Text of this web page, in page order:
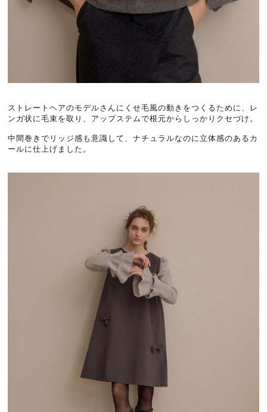
ストレートヘアのモデルさんにくせ毛風の動きをつくるために、レ
ンガ状に毛束を取り、アップステムで根元からしっかりクセづけ。
中間巻きでリッジ感も意識して、ナチュラルなのに立体感のあるカ
ールに仕上げました。